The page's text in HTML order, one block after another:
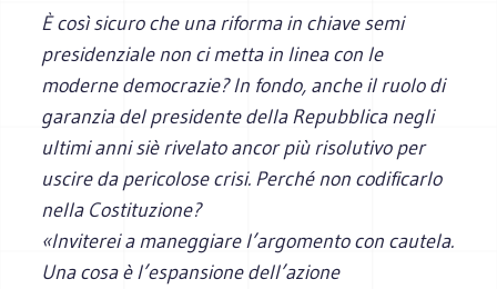
È così sicuro che una riforma in chiave semi
presidenziale non ci metta in linea con le
moderne democrazie? In fondo, anche il ruolo di
garanzia del presidente della Repubblica negli
ultimi anni siè rivelato ancor più risolutivo per
uscire da pericolose crisi. Perché non codificarlo
nella Costituzione?
«Inviterei a maneggiare l’argomento con cautela.
Una cosa è l’espansione dell’azione